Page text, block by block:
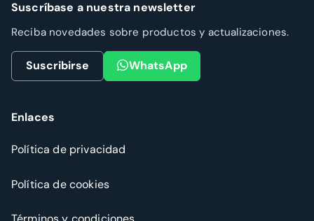
Suscríbase a nuestra newsletter
Reciba novedades sobre productos y actualizaciones.
Suscribirse WhatsApp
Enlaces
Política de privacidad
Política de cookies